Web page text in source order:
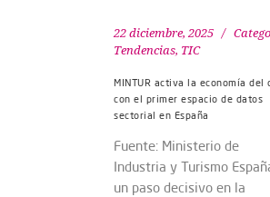
22 diciembre, 2025
Tendencias, TIC
MINTUR activa la economía del
con el primer espacio de datos
sectorial en España
Fuente: Ministerio de
Industria y Turismo
un paso decisivo en la